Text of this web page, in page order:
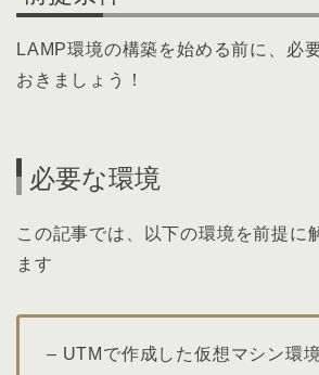
LAMP環境の構築を始める前に、必
おきましょう！
必要な環境
この記事では、以下の環境を前提に
ます
– UTMで作成した仮想マシン環境